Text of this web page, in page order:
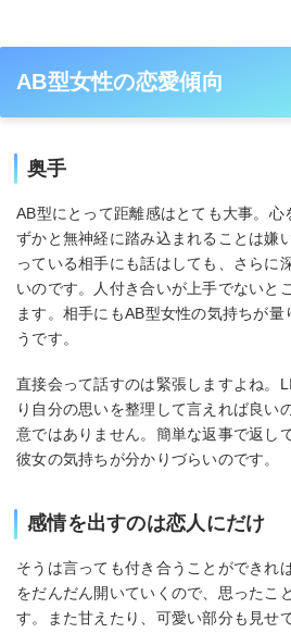
AB型女性の恋愛傾向
奥手
AB型にとって距離感はとても大事。
ずかと無神経に踏み込まれることは嫌
っている相手にも話はしても、さらに
いのです。人付き合いが上手でないと
ます。相手にもAB型女性の気持ちが量
うです。
直接会って話すのは緊張しますよね。
り自分の思いを整理して言えれば良い
意ではありません。簡単な返事で返し
彼女の気持ちが分かりづらいのです。
感情を出すのは恋人にだけ
そうは言っても付き合うことができれ
をだんだん開いていくので、思ったこ
す。また甘えたり、可愛い部分も見せ